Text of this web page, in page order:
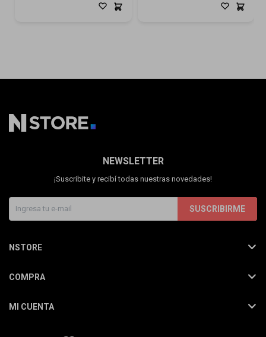
NEWSLETTER
¡Suscribite y recibí todas nuestras novedades!
SUSCRIBIRME
NSTORE
COMPRA
MI CUENTA